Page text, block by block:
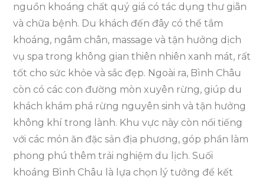
nguồn khoáng chất quý giá có tác dụng thư giãn
và chữa bệnh. Du khách đến đây có thể tắm
khoáng, ngâm chân, massage và tận hưởng dịch
vụ spa trong không gian thiên nhiên xanh mát, rất
tốt cho sức khỏe và sắc đẹp. Ngoài ra, Bình Châu
còn có các con đường mòn xuyên rừng, giúp du
khách khám phá rừng nguyên sinh và tận hưởng
không khí trong lành. Khu vực này còn nổi tiếng
với các món ăn đặc sản địa phương, góp phần làm
phong phú thêm trải nghiệm du lịch. Suối
khoáng Bình Châu là lựa chọn lý tưởng để kết